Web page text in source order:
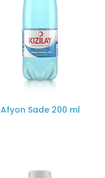
Afyon Sade 200 ml